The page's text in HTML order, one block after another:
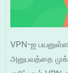
VPN-ஐ
அனுபவத்தை